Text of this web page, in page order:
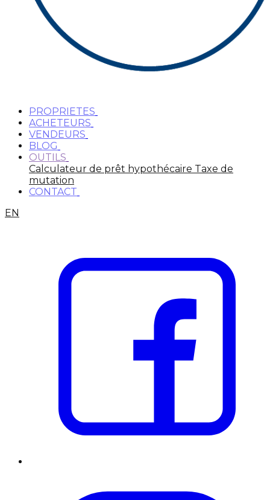
PROPRIETES
ACHETEURS
VENDEURS
BLOG
OUTILS
Calculateur de prêt hypothécaire Taxe de
mutation
CONTACT
EN